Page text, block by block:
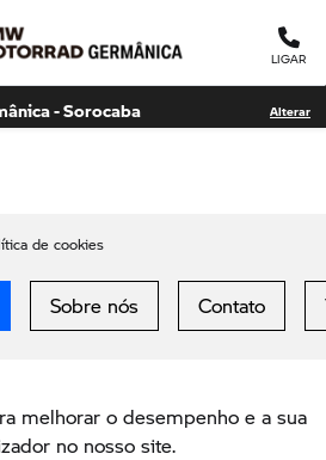
pressione Ctrl+Alt+Z Para saber
LIGAR
- Sorocaba Alterar
de cookies
Sobre nós Contato
melhorar o desempenho e a sua
no nosso site.